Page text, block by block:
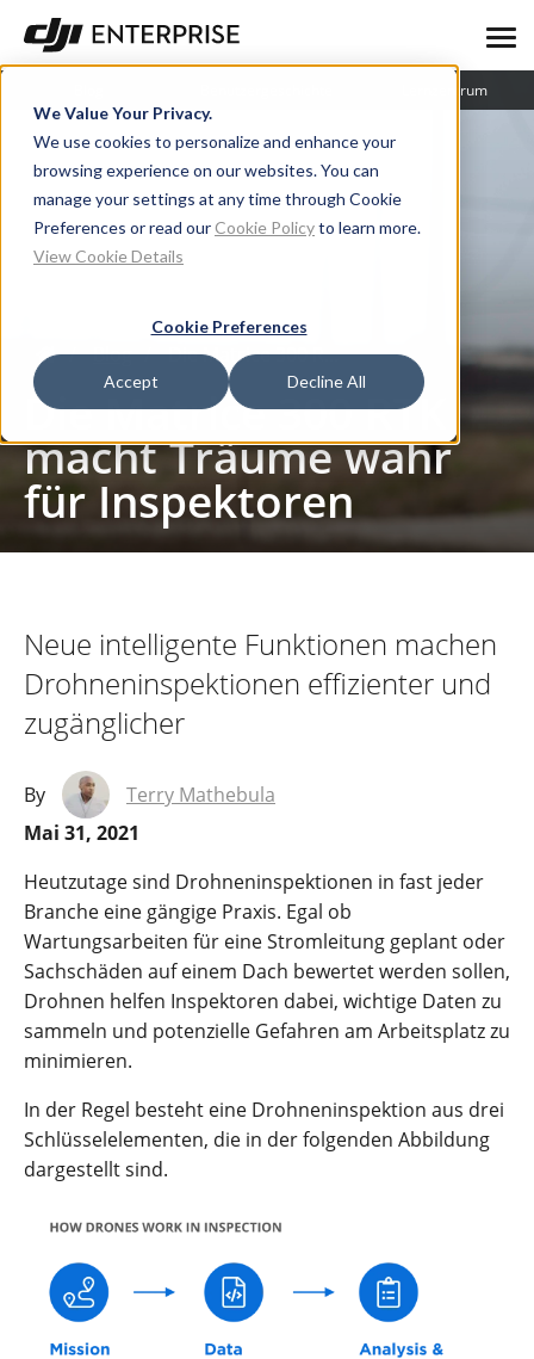
We Value Your Privacy.
We use cookies to personalize and enhance your
browsing experience on our websites. You can
manage your settings at any time through Cookie
Preferences or read our Cookie Policyto learn more.
View Cookie Details
Cookie Preferences
Accept Decline All
Lernzentrum
Blog Die Matrice 300 RTK macht Träume wahr für Inspektoren
Die Matrice 300 RTK
macht Träume wahr
für Inspektoren
Neue intelligente Funktionen machen
Drohneninspektionen effizienter und
zugänglicher
By
Terry Mathebula
Mai 31, 2021
Heutzutage sind Drohneninspektionen in fast jeder
Branche eine gängige Praxis. Egal ob
Wartungsarbeiten für eine Stromleitung geplant oder
Sachschäden auf einem Dach bewertet werden sollen,
Drohnen helfen Inspektoren dabei, wichtige Daten zu
sammeln und potenzielle Gefahren am Arbeitsplatz zu
minimieren.
In der Regel besteht eine Drohneninspektion aus drei
Schlüsselelementen, die in der folgenden Abbildung
dargestellt sind.